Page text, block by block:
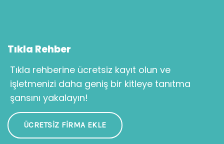
Tıkla Rehber
Tıkla rehberine ücretsiz kayıt olun ve
işletmenizi daha geniş bir kitleye tanıtma
şansını yakalayın!
ÜCRETSIZ FIRMA EKLE